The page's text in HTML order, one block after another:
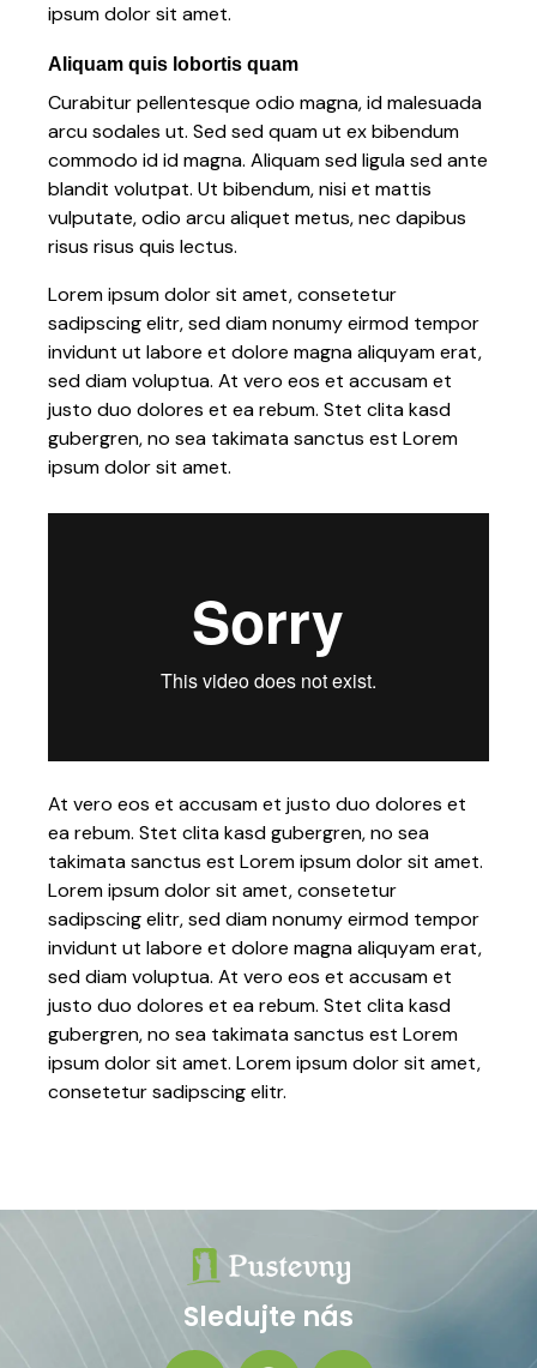
ipsum dolor sit amet.
Aliquam quis lobortis quam
Curabitur pellentesque odio magna, id malesuada
arcu sodales ut. Sed sed quam ut ex bibendum
commodo id id magna. Aliquam sed ligula sed ante
blandit volutpat. Ut bibendum, nisi et mattis
vulputate, odio arcu aliquet metus, nec dapibus
risus risus quis lectus.
Lorem ipsum dolor sit amet, consetetur
sadipscing elitr, sed diam nonumy eirmod tempor
invidunt ut labore et dolore magna aliquyam erat,
sed diam voluptua. At vero eos et accusam et
justo duo dolores et ea rebum. Stet clita kasd
gubergren, no sea takimata sanctus est Lorem
ipsum dolor sit amet.
At vero eos et accusam et justo duo dolores et
ea rebum. Stet clita kasd gubergren, no sea
takimata sanctus est Lorem ipsum dolor sit amet.
Lorem ipsum dolor sit amet, consetetur
sadipscing elitr, sed diam nonumy eirmod tempor
invidunt ut labore et dolore magna aliquyam erat,
sed diam voluptua. At vero eos et accusam et
justo duo dolores et ea rebum. Stet clita kasd
gubergren, no sea takimata sanctus est Lorem
ipsum dolor sit amet. Lorem ipsum dolor sit amet,
consetetur sadipscing elitr.
Sledujte nás